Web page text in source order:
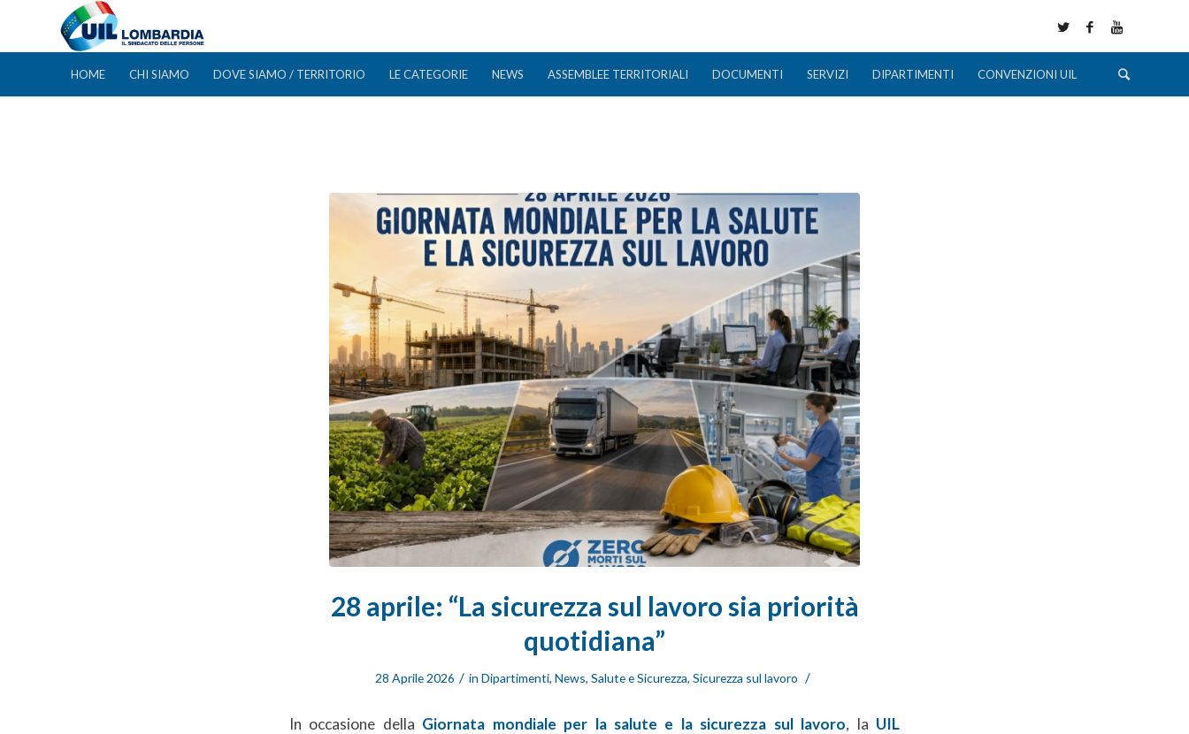
HOME CHI SIAMO DOVE SIAMO / TERRITORIO LE CATEGORIE NEWS ASSEMBLEE TERRITORIALI DOCUMENTI SERVIZI DIPARTIMENTI CONVENZIONI UIL
28 aprile: “La sicurezza sul lavoro sia priorità
quotidiana”
28 Aprile 2026 / in Dipartimenti, News, Salute e Sicurezza, Sicurezza sul lavoro /
In occasione della Giornata mondiale per la salute e la sicurezza sul lavoro, la UIL